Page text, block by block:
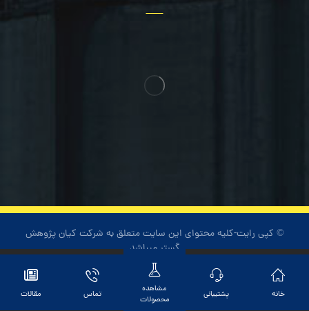
© کپی رایت-کلیه محتوای این سایت متعلق به شرکت کیان پژوهش
گستر میباشد
خانه پشتیبانی
مشاهده
محصولات
تماس مقالات